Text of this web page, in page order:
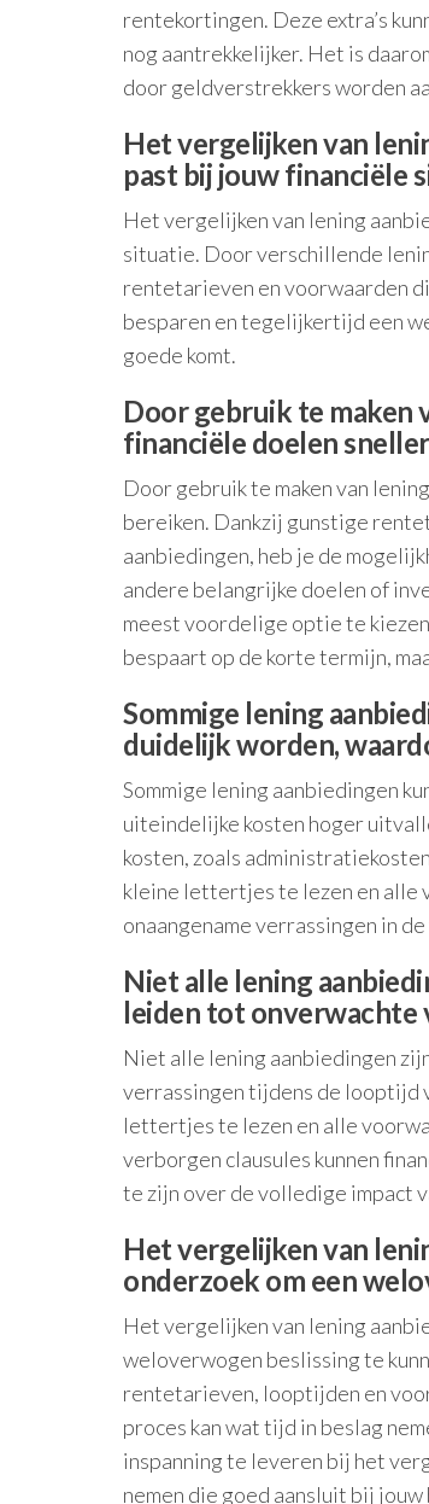
rentekortingen. Deze extra’s
nog aantrekkelijker. Het is
door geldverstrekkers worden
Het vergelijken van
past bij jouw financiële
Het vergelijken van lening
situatie. Door verschillende
rentetarieven en voorwaarden
besparen en tegelijkertijd een
goede komt.
Door gebruik te maken
financiële doelen
Door gebruik te maken van
bereiken. Dankzij gunstige
aanbiedingen, heb je de
andere belangrijke doelen of
meest voordelige optie te
bespaart op de korte termijn,
Sommige lening
duidelijk worden,
Sommige lening aanbiedingen
uiteindelijke kosten hoger
kosten, zoals
kleine lettertjes te lezen en alle
onaangename verrassingen in
Niet alle lening
leiden tot onverwachte
Niet alle lening aanbiedingen
verrassingen tijdens de looptijd
lettertjes te lezen en alle
verborgen clausules kunnen
te zijn over de volledige impact
Het vergelijken van
onderzoek om een
Het vergelijken van lening
weloverwogen beslissing te
rentetarieven, looptijden en
proces kan wat tijd in beslag
inspanning te leveren bij het
nemen die goed aansluit bij